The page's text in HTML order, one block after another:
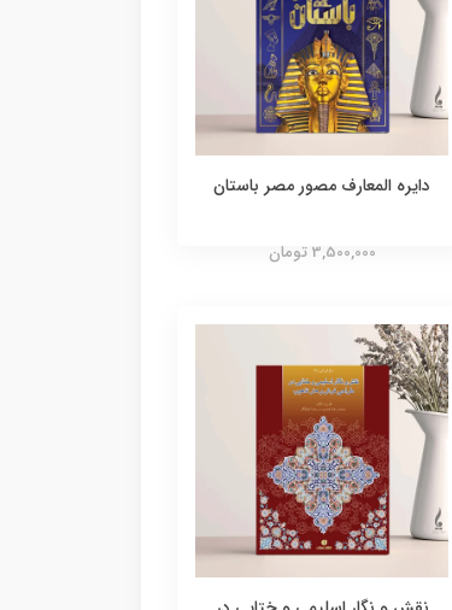
دایره المعارف مصور مصر باستان
3,500,000 تومان